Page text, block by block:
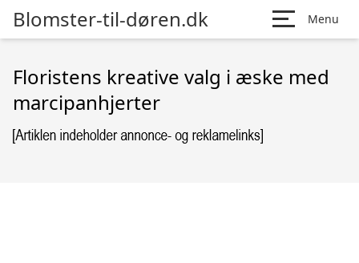
Blomster-til-døren.dk Menu
Floristens kreative valg i æske med
marcipanhjerter